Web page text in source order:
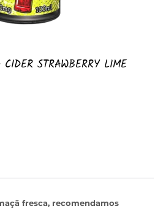
STRAWBERRY LIME
fresca, recomendamos